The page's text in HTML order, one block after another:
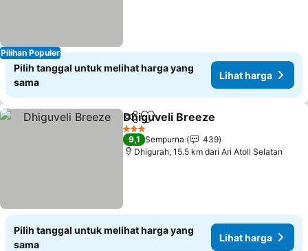
Pilihan Populer
Pilih tanggal untuk melihat harga yang
sama
Lihat harga
BagikanTambahkan ke favorit
Dhiguveli Breeze
3 Bintang
9,1 Sempurna
439
Dhigurah, 15.5 km dari Ari Atoll Selatan
Pilih tanggal untuk melihat harga yang
sama
Lihat harga